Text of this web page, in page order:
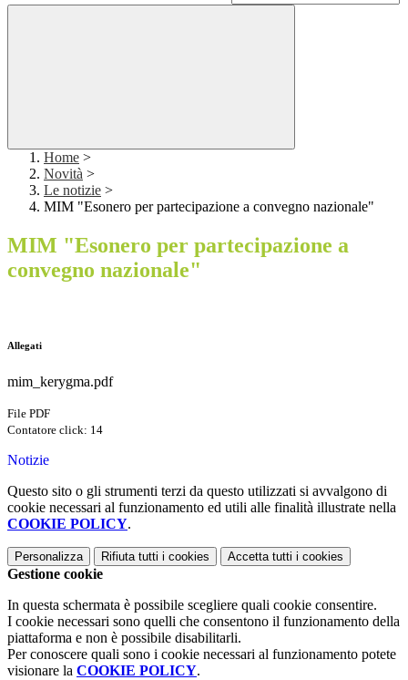
Home >
Novità >
Le notizie >
MIM "Esonero per partecipazione a convegno nazionale"
MIM "Esonero per partecipazione a
convegno nazionale"
Allegati
mim_kerygma.pdf
File PDF
Contatore click: 14
Notizie
Questo sito o gli strumenti terzi da questo utilizzati si avvalgono di
cookie necessari al funzionamento ed utili alle finalità illustrate nella
COOKIE POLICY.
Personalizza Rifiuta tutti i cookies Accetta tutti i cookies
Gestione cookie
In questa schermata è possibile scegliere quali cookie consentire.
I cookie necessari sono quelli che consentono il funzionamento della
piattaforma e non è possibile disabilitarli.
Per conoscere quali sono i cookie necessari al funzionamento potete
visionare la COOKIE POLICY.